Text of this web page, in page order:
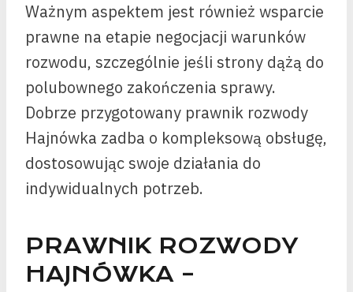
Ważnym aspektem jest również wsparcie
prawne na etapie negocjacji warunków
rozwodu, szczególnie jeśli strony dążą do
polubownego zakończenia sprawy.
Dobrze przygotowany prawnik rozwody
Hajnówka zadba o kompleksową obsługę,
dostosowując swoje działania do
indywidualnych potrzeb.
PRAWNIK ROZWODY
HAJNÓWKA –